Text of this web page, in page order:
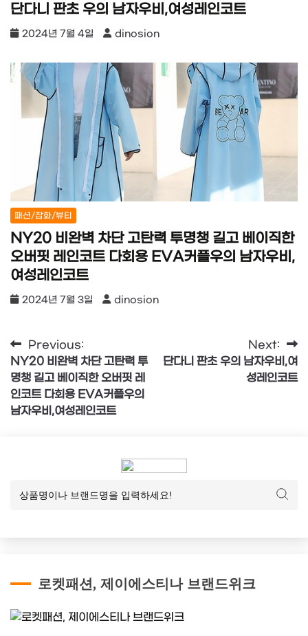
단다니 판초 우의 남자우비,여성레인코트
2024년 7월 4일 dinosion
패션/잡화/뷰티
NY20 비완벽 차단 고탄력 투명챙 길고 베이직한
오버핏 레인코트 다회용 EVA커플우의 남자우비,
여성레인코트
2024년 7월 3일 dinosion
글
탐
색
Previous:
NY20 비완벽 차단 고탄력 투
명챙 길고 베이직한 오버핏 레
인코트 다회용 EVA커플우의
남자우비,여성레인코트
Next:
단다니 판초 우의 남자우비,여
성레인코트
로켓패션, 제이에스티나 브랜드위크